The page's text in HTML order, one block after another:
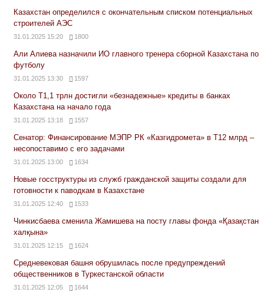
Казахстан определился с окончательным списком потенциальных
строителей АЭС
31.01.2025 15:20 1800
Али Алиева назначили ИО главного тренера сборной Казахстана по
футболу
31.01.2025 13:30 1597
Около Т1,1 трлн достигли «безнадежные» кредиты в банках
Казахстана на начало года
31.01.2025 13:18 1557
Сенатор: Финансирование МЭПР РК «Казгидромета» в Т12 млрд –
несопоставимо с его задачами
31.01.2025 13:00 1634
Новые госструктуры из служб гражданской защиты создали для
готовности к паводкам в Казахстане
31.01.2025 12:40 1533
Чинкисбаева сменила Жамишева на посту главы фонда «Қазақстан
халқына»
31.01.2025 12:15 1624
Средневековая башня обрушилась после предупреждений
общественников в Туркестанской области
31.01.2025 12:05 1644